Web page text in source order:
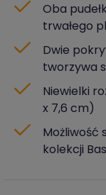
Oba
trwałego
Dwie
tworzywa
Niewielki
x 7,6 cm)
Możliwość
kolekcji